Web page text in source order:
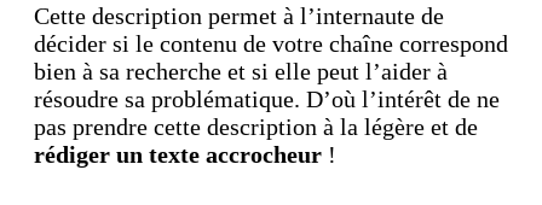
Cette description permet à l’internaute de
décider si le contenu de votre chaîne correspond
bien à sa recherche et si elle peut l’aider à
résoudre sa problématique. D’où l’intérêt de ne
pas prendre cette description à la légère et de
rédiger un texte accrocheur !